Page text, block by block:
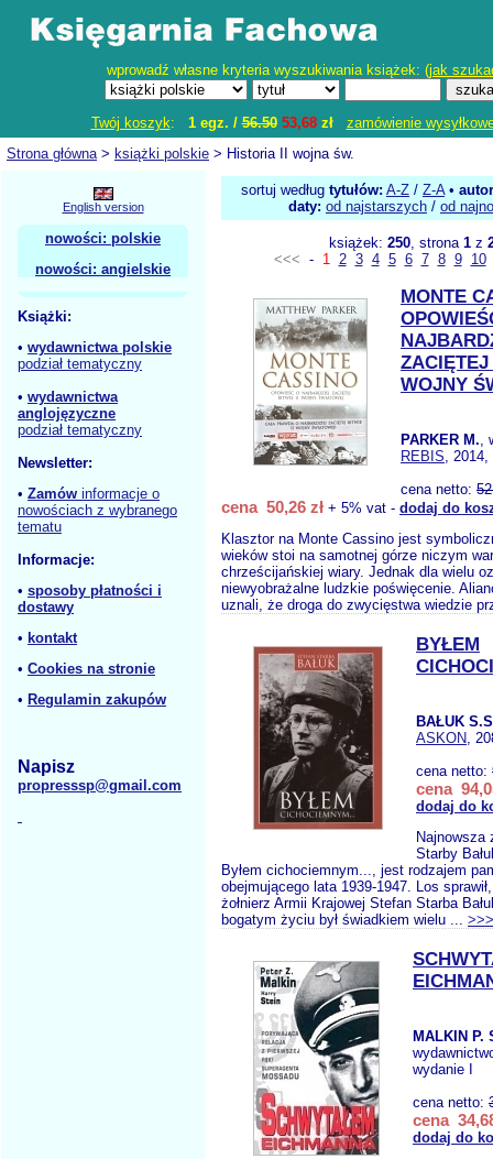
wprowadź własne kryteria wyszukiwania książek: (jak
Twój koszyk: 1 egz. /56.50 53,68zł
zamówienie
Strona główna> książki polskie > Historia II wojna św.
English version
nowości: polskie
nowości: angielskie
Książki:
• wydawnictwa polskie
podział tematyczny
• wydawnictwa
anglojęzyczne
podział tematyczny
Newsletter:
• Zamów informacje o
nowościach z wybranego
tematu
Informacje:
• sposoby płatności i
dostawy
• kontakt
• Cookies na stronie
• Regulamin zakupów
Napisz
propresssp@gmail.com
sortuj według tytułów: A-Z / Z-A•
daty: od najstarszych / od
książek: 250, strona 1z
<<< - 1 2 3 4 5 6 7 8 9 10
MONTE
WOJNY
PARKER M.,
REBIS, 2014,
cena netto:
cena 50,26 zł + 5% vat - dodaj do
Klasztor na Monte Cassino jest
wieków stoi na samotnej górze niczym
chrześcijańskiej wiary. Jednak dla wielu
niewyobrażalne ludzkie poświęcenie.
uznali, że droga do zwycięstwa wiedzie
BYŁEM
BAŁUK
ASKON,
cena netto:
cena
dodaj do
Najnowsza
Starby
Byłem cichociemnym..., jest rodzajem
obejmującego lata 1939-1947. Los
żołnierz Armii Krajowej Stefan Starba
bogatym życiu był świadkiem wielu ... >>>
MALKIN P.
wydanie I
cena netto:
cena
dodaj do